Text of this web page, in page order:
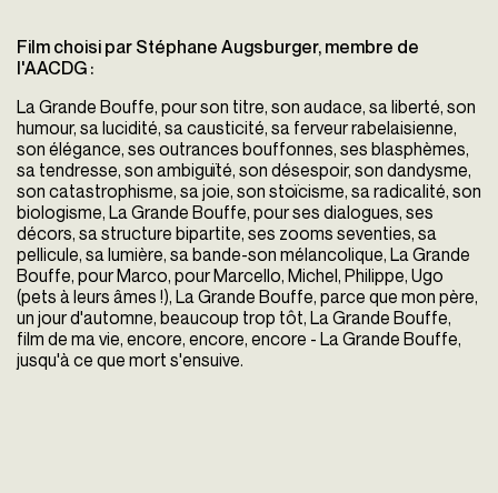
Film choisi par Stéphane Augsburger, membre de
l'AACDG :
La Grande Bouffe, pour son titre, son audace, sa liberté, son
humour, sa lucidité, sa causticité, sa ferveur rabelaisienne,
son élégance, ses outrances bouffonnes, ses blasphèmes,
sa tendresse, son ambiguïté, son désespoir, son dandysme,
son catastrophisme, sa joie, son stoïcisme, sa radicalité, son
biologisme, La Grande Bouffe, pour ses dialogues, ses
décors, sa structure bipartite, ses zooms seventies, sa
pellicule, sa lumière, sa bande-son mélancolique, La Grande
Bouffe, pour Marco, pour Marcello, Michel, Philippe, Ugo
(pets à leurs âmes !), La Grande Bouffe, parce que mon père,
un jour d'automne, beaucoup trop tôt, La Grande Bouffe,
film de ma vie, encore, encore, encore - La Grande Bouffe,
jusqu'à ce que mort s'ensuive.